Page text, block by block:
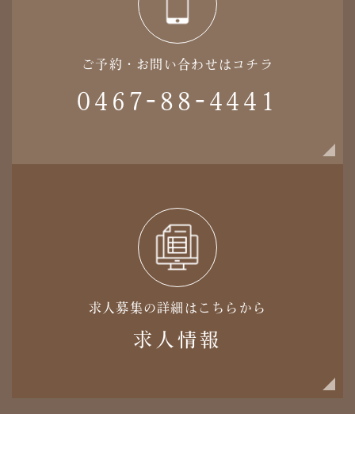
ご予約・お問い合わせはコチラ
0467-88-4441
求人募集の詳細はこちらから
求人情報